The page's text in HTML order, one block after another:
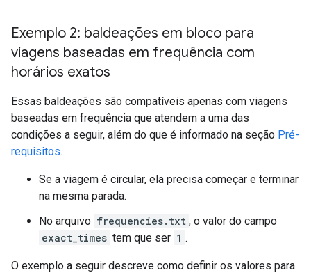
Exemplo 2: baldeações em bloco para
viagens baseadas em frequência com
horários exatos
Essas baldeações são compatíveis apenas com viagens
baseadas em frequência que atendem a uma das
condições a seguir, além do que é informado na seção Pré-
requisitos.
Se a viagem é circular, ela precisa começar e terminar
na mesma parada.
No arquivo frequencies.txt , o valor do campo
exact_times tem que ser 1 .
O exemplo a seguir descreve como definir os valores para